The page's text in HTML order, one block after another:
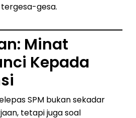
gesa.
Minat
Kepada
SPM bukan sekadar
tetapi juga soal